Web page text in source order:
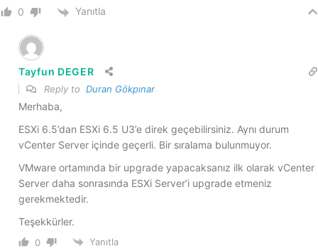
0 Yanıtla
Tayfun DEGER
Reply to Duran Gökpınar
Merhaba,
ESXi 6.5’dan ESXi 6.5 U3’e direk geçebilirsiniz. Aynı durum
vCenter Server içinde geçerli. Bir sıralama bulunmuyor.
VMware ortamında bir upgrade yapacaksanız ilk olarak vCenter
Server daha sonrasında ESXi Server’i upgrade etmeniz
gerekmektedir.
Teşekkürler.
0 Yanıtla